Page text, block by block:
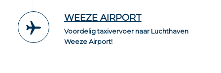
WEEZE AIRPORT
Voordelig taxivervoer naar Luchthaven
Weeze Airport!